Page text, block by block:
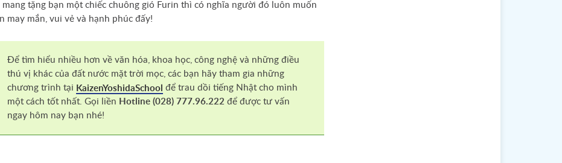
mang tặng bạn một chiếc chuông gió Furin thì có nghĩa người đó luôn muốn
may mắn, vui vẻ và hạnh phúc đấy!
Để tìm hiểu nhiều hơn về văn hóa, khoa học, công nghệ và những điều
thú vị khác của đất nước mặt trời mọc, các bạn hãy tham gia những
chương trình tại KaizenYoshidaSchool để trau dồi tiếng Nhật cho mình
một cách tốt nhất. Gọi liền Hotline (028) 777.96.222 để được tư vấn
ngay hôm nay bạn nhé!